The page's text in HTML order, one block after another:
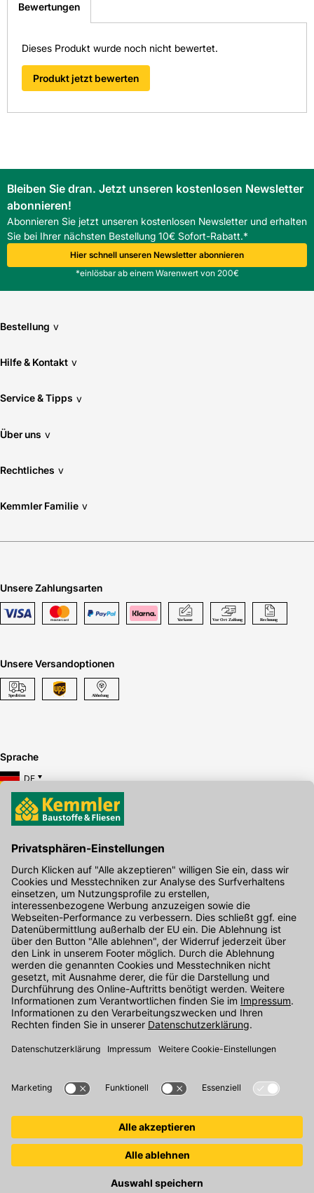
Bewertungen
Dieses Produkt wurde noch nicht bewertet.
Produkt jetzt bewerten
Bleiben Sie dran. Jetzt unseren kostenlosen Newsletter
abonnieren!
Abonnieren Sie jetzt unseren kostenlosen Newsletter und erhalten
Sie bei Ihrer nächsten Bestellung 10€ Sofort-Rabatt.*
Hier schnell unseren Newsletter abonnieren
*einlösbar ab einem Warenwert von 200€
Bestellung v
Hilfe & Kontakt v
Service & Tipps v
Über uns v
Rechtliches v
Kemmler Familie v
Unsere Zahlungsarten
Unsere Versandoptionen
Sprache
DE
Hier gibt's die kostenlose App
Kontakt
Unser Onlineshop Team ist montags bis freitags von 08:00 - 17:00
Uhr unter der Telefonnummer07071 / 151-151für Sie erreichbar.
Alternativ können Sie unser Kontaktformular nutzen.
Den Kontakt direkt in unsere Niederlassungen finden Sie